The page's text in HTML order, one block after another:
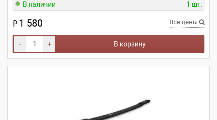
В наличии 1 шт.
₽1 580 Все цены
- + В корзину